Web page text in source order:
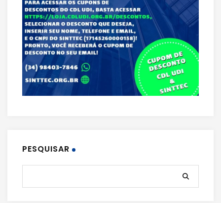
PESQUISAR